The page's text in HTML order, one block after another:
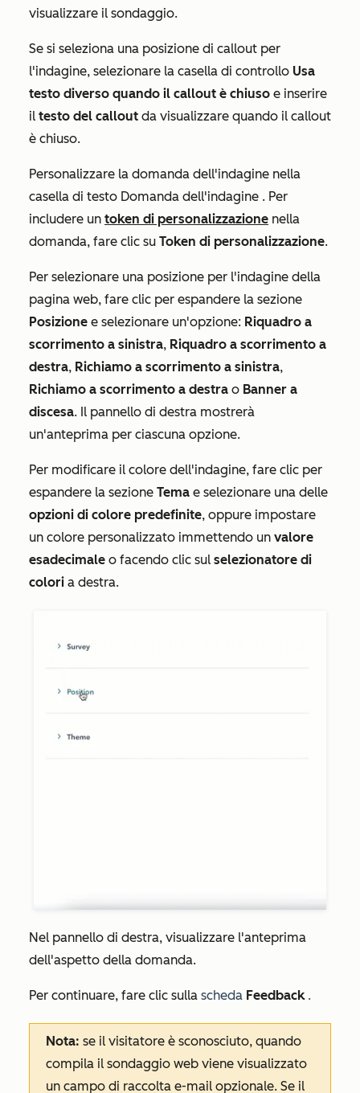
visualizzare il sondaggio.
Se si seleziona una posizione di callout per
l'indagine, selezionare la casella di controllo Usa
testo diverso quando il callout è chiuso e inserire
il testo del callout da visualizzare quando il callout
è chiuso.
Personalizzare la domanda dell'indagine nella
casella di testo Domanda dell'indagine . Per
includere un token di personalizzazione nella
domanda, fare clic su Token di personalizzazione.
Per selezionare una posizione per l'indagine della
pagina web, fare clic per espandere la sezione
Posizione e selezionare un'opzione: Riquadro a
scorrimento a sinistra, Riquadro a scorrimento a
destra, Richiamo a scorrimento a sinistra,
Richiamo a scorrimento a destra o Banner a
discesa. Il pannello di destra mostrerà
un'anteprima per ciascuna opzione.
Per modificare il colore dell'indagine, fare clic per
espandere la sezione Tema e selezionare una delle
opzioni di colore predefinite, oppure impostare
un colore personalizzato immettendo un valore
esadecimale o facendo clic sul selezionatore di
colori a destra.
Nel pannello di destra, visualizzare l'anteprima
dell'aspetto della domanda.
Per continuare, fare clic sulla scheda Feedback .
Nota: se il visitatore è sconosciuto, quando
compila il sondaggio web viene visualizzato
un campo di raccolta e-mail opzionale. Se il